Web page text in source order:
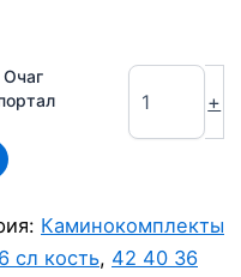
+
Каминокомплекты
сл кость, 42 40 36